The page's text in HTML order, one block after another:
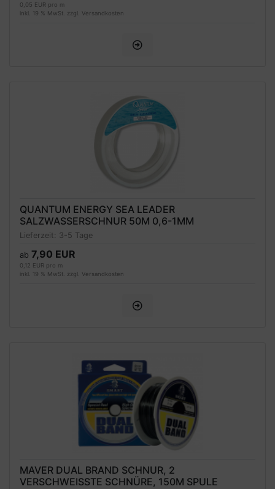
0,05 EUR pro m
inkl. 19 % MwSt. zzgl. Versandkosten
QUANTUM ENERGY SEA LEADER
SALZWASSERSCHNUR 50M 0,6-1MM
Lieferzeit: 3-5 Tage
ab 7,90 EUR
0,12 EUR pro m
inkl. 19 % MwSt. zzgl. Versandkosten
MAVER DUAL BRAND SCHNUR, 2
VERSCHWEISSTE SCHNÜRE, 150M SPULE